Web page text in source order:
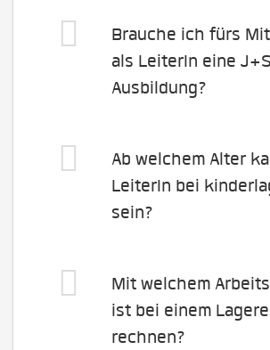
Brauche ich fürs
als LeiterIn eine
Ausbildung?
Ab welchem Alter
LeiterIn bei
sein?
Mit welchem
ist bei einem
rechnen?